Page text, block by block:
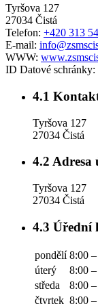
Tyršova 127
27034 Čistá
Telefon: +420 313
E-mail:
WWW:
ID Datové schránky:
4.1
Tyršova 127
27034 Čistá
4.2 Adresa
Tyršova 127
27034 Čistá
4.3 Úřední
pondělí 8:00
úterý
8:00
středa
8:00
čtvrtek 8:00